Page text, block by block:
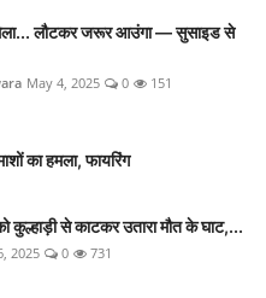
लौटकर जरूर आउंगा — सुसाइड से
May 4, 2025 0 151
का हमला, फायरिंग
कुल्हाड़ी से काटकर उतारा मौत के घाट,...
2025 0 731